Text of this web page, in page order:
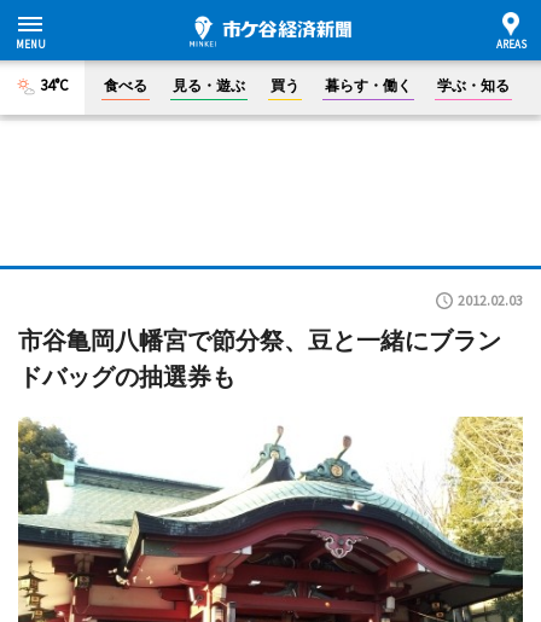
34°C 食べる 見る・遊ぶ 買う 暮らす・働く 学ぶ・知る
2012.02.03
市谷亀岡八幡宮で節分祭、豆と一緒にブラン
ドバッグの抽選券も